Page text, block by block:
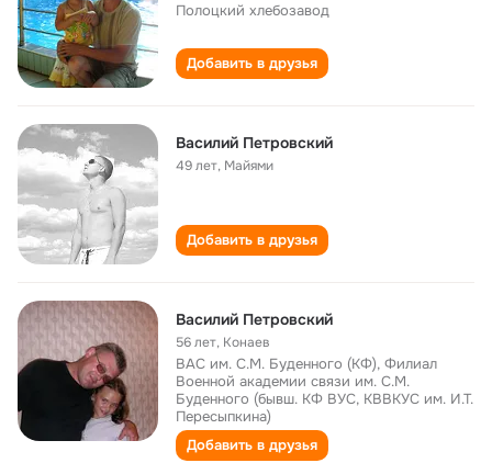
Полоцкий хлебозавод
Добавить в друзья
Василий Петровский
49 лет, Майями
Добавить в друзья
Василий Петровский
56 лет, Конаев
ВАС им. С.М. Буденного (КФ), Филиал
Военной академии связи им. С.М.
Буденного (бывш. КФ ВУС, КВВКУС им. И.Т.
Пересыпкина)
Добавить в друзья